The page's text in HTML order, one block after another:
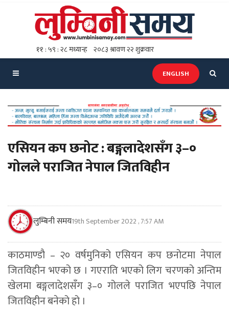
ENGLISH
एसियन कप छनोट : बङ्गलादेशसँग ३–०
गोलले पराजित नेपाल जितविहीन
लुम्बिनी समय19th September 2022 , 7:57 AM
काठमाण्डाै – २० वर्षमुनिको एसियन कप छनोटमा नेपाल
जितविहीन भएको छ । गएराति भएको लिग चरणको अन्तिम
खेलमा बङ्गलादेशसँग ३–० गोलले पराजित भएपछि नेपाल
जितविहीन बनेको हो ।